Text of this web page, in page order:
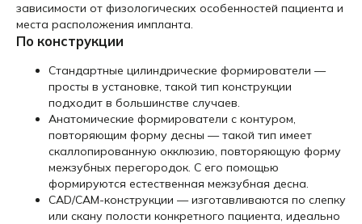
зависимости от физологических особенностей пациента и
места расположения импланта.
По конструкции
Стандартные цилиндрические формирователи —
просты в установке, такой тип конструкции
подходит в большинстве случаев.
Анатомические формирователи с контуром,
повторяющим форму десны — такой тип имеет
скаллопированную окклюзию, повторяющую форму
межзубных перегородок. С его помощью
формируются естественная межзубная десна.
CAD/CAM-конструкции — изготавливаются по слепку
или скану полости конкретного пациента, идеально